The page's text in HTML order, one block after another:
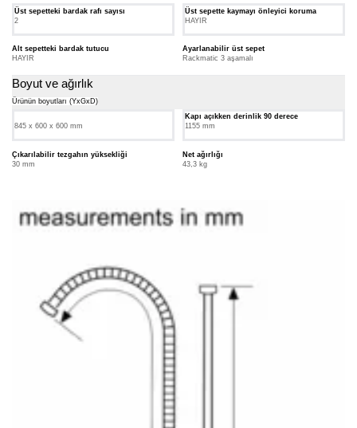
Üst sepetteki bardak rafı sayısı
2
Üst sepette kaymayı önleyici koruma
HAYIR
Alt sepetteki bardak tutucu
HAYIR
Ayarlanabilir üst sepet
Rackmatic 3 aşamalı
Boyut ve ağırlık
Ürünün boyutları (YxGxD)
845 x 600 x 600 mm
Kapı açıkken derinlik 90 derece
1155 mm
Çıkarılabilir tezgahın yüksekliği
30 mm
Net ağırlığı
43,3 kg